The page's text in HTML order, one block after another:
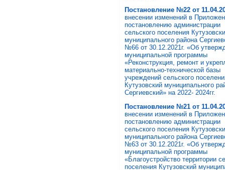
Постановление №22 от
внесении изменений в
постановлению администрации
сельского поселения
муниципального района
№66 от 30.12.2021г. «Об
муниципальной программы
«Реконструкция, ремонт и
материально-технической базы
учреждений сельского
Кутузовский муниципального
Сергиевский» на 2022- 2024гг.
Постановление №21 от
внесении изменений в
постановлению администрации
сельского поселения
муниципального района
№63 от 30.12.2021г. «Об
муниципальной программы
«Благоустройство территории
поселения Кутузовский